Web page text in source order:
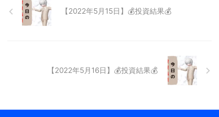
【2022年5月15日】💰投資結果💰
【2022年5月16日】💰投資結果💰